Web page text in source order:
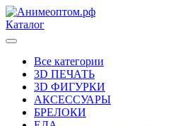
Каталог
Все категории
3D ПЕЧАТЬ
3D ФИГУРКИ
АКСЕССУАРЫ
БРЕЛОКИ